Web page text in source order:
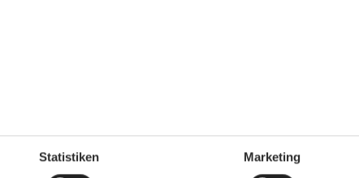
Statistiken Marketing